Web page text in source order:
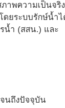
าพความเป็นจริง
ยระบบรักษ์น้ำไ
น้ำ (สสน.) และ
นถึงปัจจุบัน